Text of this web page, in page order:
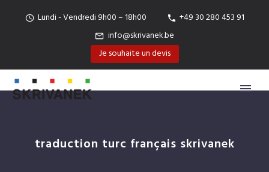
Lundi - Vendredi 9h00 – 18h00
+49 30 280 453 91
info@skrivanek.be
Je souhaite un devis
traduction turc français skrivanek